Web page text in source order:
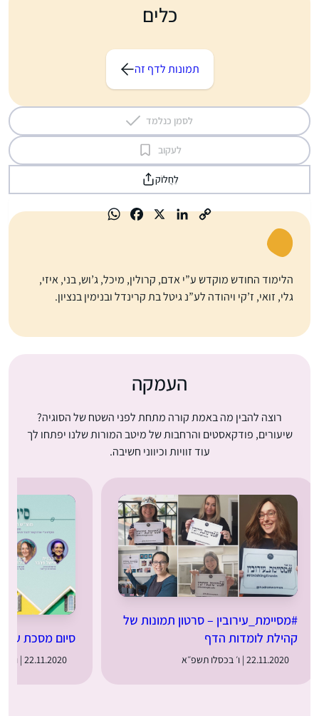
כלים
תמונות לדף זה
לסמן כנלמד
לעקוב
לַחֲלוֹק
הלימוד החודש מוקדש ע”י אדם, קרולין, מיכל, ג’וש, בני, איזי,
גלי, זואי, ז’קי ויהודה לע”נ גיטל בת קרינדל ובנימין בנציון.
העמקה
רוצה להבין מה באמת קורה מתחת לפני השטח של הסוגיה?
שיעורים, פודקאסטים והרחבות של מיטב המורות שלנו יפתחו לך
עוד זוויות וכיווני חשיבה.
#מסיימת_עירובין – סרטון תמונות של
קהילת לומדות הדף
22.11.2020 | ו׳ בכסלו תשפ״א
סיום מסכת
22.11.2020 | ו׳ בכסלו תשפ״א